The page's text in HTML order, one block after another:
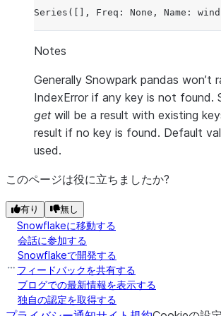
Series([], Freq: None, Name:
Notes
Generally Snowpark pandas won’t
IndexError if any key is not found.
getwill be a result with existing
result if no key is found. Default
used.
このページは役に立ちましたか?
有り 無し
Snowflakeに移動する
会話に参加する
Snowflakeで開発する
フィードバックを共有する
ブログでの最新情報を表示する
独自の認定を取得する